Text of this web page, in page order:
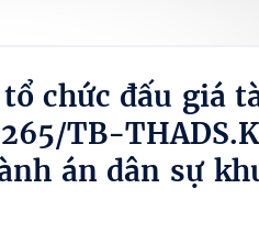
chức đấu giá
TB-
án dân sự